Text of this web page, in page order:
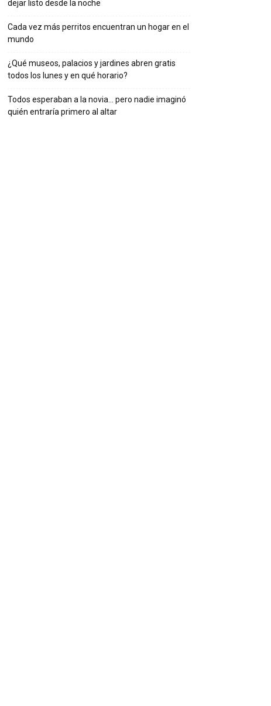
dejar listo desde la noche
Cada vez más perritos encuentran un hogar en el
mundo
¿Qué museos, palacios y jardines abren gratis
todos los lunes y en qué horario?
Todos esperaban a la novia… pero nadie imaginó
quién entraría primero al altar